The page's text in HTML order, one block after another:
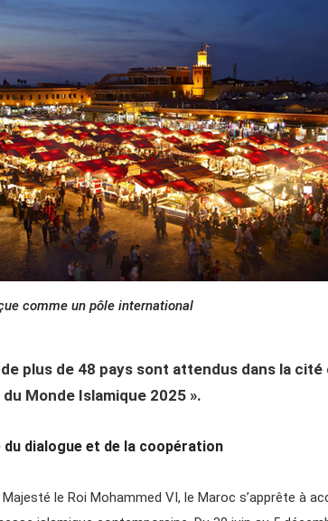
comme un pôle international
plus de 48 pays sont attendus dans la
Monde Islamique 2025 ».
dialogue et de la coopération
le Roi Mohammed VI, le Maroc s’apprête à